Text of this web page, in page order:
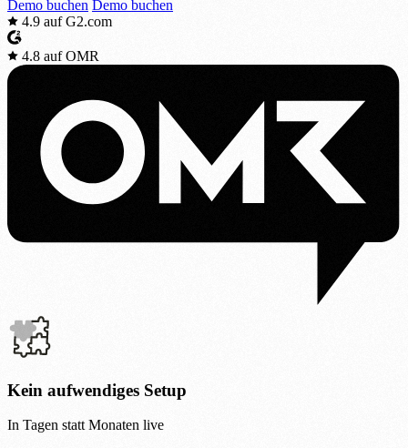
Demo buchen Demo buchen
4.9 auf G2.com
4.8 auf OMR
Kein aufwendiges Setup
In Tagen statt Monaten live